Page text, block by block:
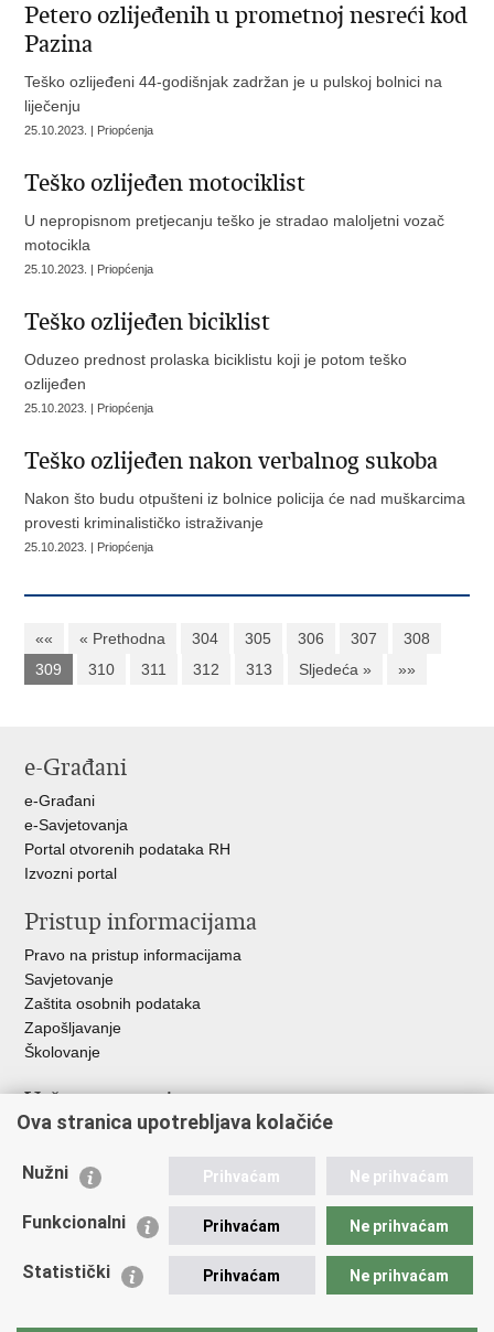
Petero ozlijeđenih u prometnoj nesreći kod
Pazina
Teško ozlijeđeni 44-godišnjak zadržan je u pulskoj bolnici na
liječenju
25.10.2023. | Priopćenja
Teško ozlijeđen motociklist
U nepropisnom pretjecanju teško je stradao maloljetni vozač
motocikla
25.10.2023. | Priopćenja
Teško ozlijeđen biciklist
Oduzeo prednost prolaska biciklistu koji je potom teško
ozlijeđen
25.10.2023. | Priopćenja
Teško ozlijeđen nakon verbalnog sukoba
Nakon što budu otpušteni iz bolnice policija će nad muškarcima
provesti kriminalističko istraživanje
25.10.2023. | Priopćenja
«« « Prethodna 304 305 306 307
308
309
310 311 312 313 Sljedeća » »»
e-Građani
e-Građani
e-Savjetovanja
Portal otvorenih podataka RH
Izvozni portal
Pristup informacijama
Pravo na pristup informacijama
Savjetovanje
Zaštita osobnih podataka
Zapošljavanje
Školovanje
Važne poveznice
Ministarstvo unutarnjih poslova
Udruge
Policijska akademija
Zaklada policijske solidarnosti
Vučetić"
Ova stranica upotrebljava kolačiće
Nužni Prihvaćam Ne prihvaćam
Funkcionalni Prihvaćam Ne prihvaćam
Statistički Prihvaćam Ne prihvaćam